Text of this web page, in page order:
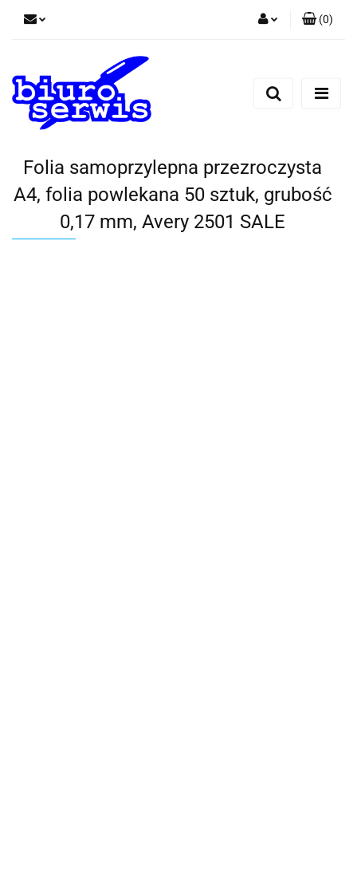
Zarejestruj się
(0)
Folia samoprzylepna przezroczysta
A4, folia powlekana 50 sztuk, grubość
0,17 mm, Avery 2501 SALE